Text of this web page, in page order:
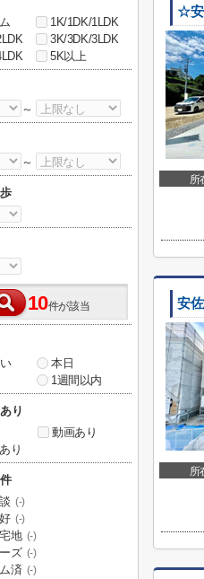
☆安
所
安
所
1K/1DK/1LDK
3K/3DK/3LDK
5K以上
～
～
10件が該当
本日
1週間以内
り
動画あり
り
(-)
(-)
地 (-)
ズ (-)
済 (-)